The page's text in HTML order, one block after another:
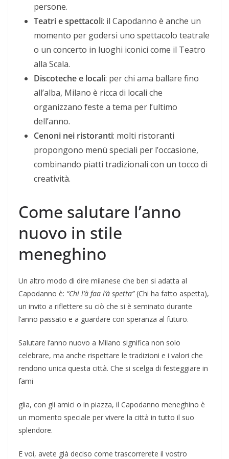
persone.
Teatri e spettacoli: il Capodanno è anche un
momento per godersi uno spettacolo teatrale
o un concerto in luoghi iconici come il Teatro
alla Scala.
Discoteche e locali: per chi ama ballare fino
all’alba, Milano è ricca di locali che
organizzano feste a tema per l’ultimo
dell’anno.
Cenoni nei ristoranti: molti ristoranti
propongono menù speciali per l’occasione,
combinando piatti tradizionali con un tocco di
creatività.
Come salutare l’anno
nuovo in stile
meneghino
Un altro modo di dire milanese che ben si adatta al
Capodanno è: “Chi l’à faa l’à spetta”(Chi ha fatto aspetta),
un invito a riflettere su ciò che si è seminato durante
l’anno passato e a guardare con speranza al futuro.
Salutare l’anno nuovo a Milano significa non solo
celebrare, ma anche rispettare le tradizioni e i valori che
rendono unica questa città. Che si scelga di festeggiare in
fami
glia, con gli amici o in piazza, il Capodanno meneghino è
un momento speciale per vivere la città in tutto il suo
splendore.
E voi, avete già deciso come trascorrerete il vostro